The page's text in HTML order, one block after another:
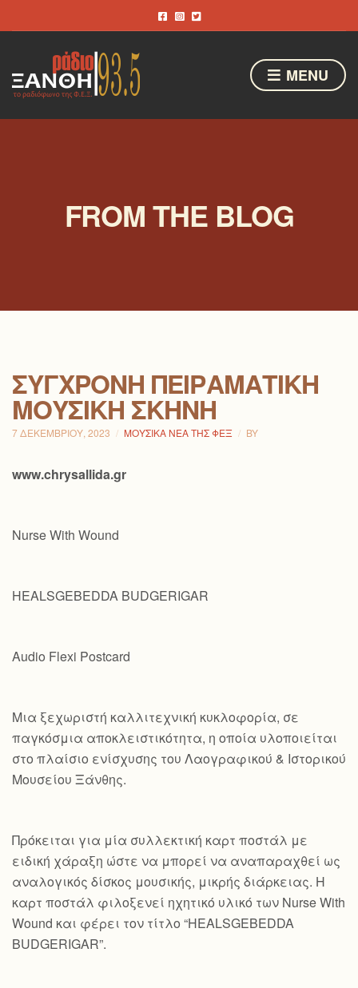
MENU
FROM THE BLOG
ΣΎΓΧΡΟΝΗ ΠΕΙΡΑΜΑΤΙΚΉ
ΜΟΥΣΙΚΉ ΣΚΗΝΉ
7 ΔΕΚΕΜΒΡΊΟΥ, 2023 ΜΟΥΣΙΚΆ ΝΈΑ ΤΗΣ ΦΕΞ BY
www.chrysallida.gr
Nurse With Wound
HEALSGEBEDDA BUDGERIGAR
Audio Flexi Postcard
Mια ξεχωριστή καλλιτεχνική κυκλοφορία, σε
παγκόσμια αποκλειστικότητα, η οποία υλοποιείται
στο πλαίσιο ενίσχυσης του Λαογραφικού & Ιστορικού
Μουσείου Ξάνθης.
Πρόκειται για μία συλλεκτική καρτ ποστάλ με
ειδική χάραξη ώστε να μπορεί να αναπαραχθεί ως
αναλογικός δίσκος μουσικής, μικρής διάρκειας. Η
καρτ ποστάλ φιλοξενεί ηχητικό υλικό των Nurse With
Wound και φέρει τον τίτλο “HEALSGEBEDDA
BUDGERIGAR”.